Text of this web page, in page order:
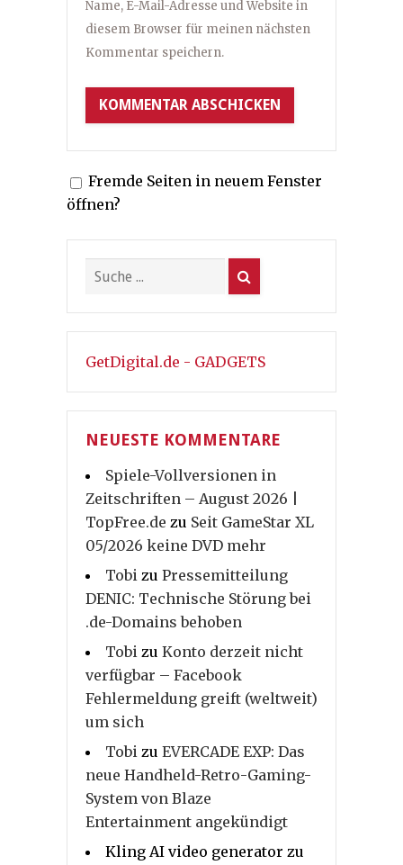
Name, E-Mail-Adresse und Website in
diesem Browser für meinen nächsten
Kommentar speichern.
Fremde Seiten in neuem Fenster
öffnen?
GetDigital.de - GADGETS
NEUESTE KOMMENTARE
Spiele-Vollversionen in
Zeitschriften – August 2026 |
TopFree.de zu Seit GameStar XL
05/2026 keine DVD mehr
Tobi zu Pressemitteilung
DENIC: Technische Störung bei
.de-Domains behoben
Tobi zu Konto derzeit nicht
verfügbar – Facebook
Fehlermeldung greift (weltweit)
um sich
Tobi zu EVERCADE EXP: Das
neue Handheld-Retro-Gaming-
System von Blaze
Entertainment angekündigt
Kling AI video generator zu